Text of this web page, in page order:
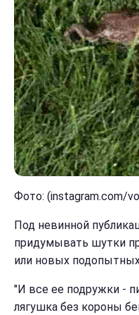
Фото: (instagram.com/
Под невинной
придумывать шутки
или новых
"И все ее подружки -
лягушка без короны